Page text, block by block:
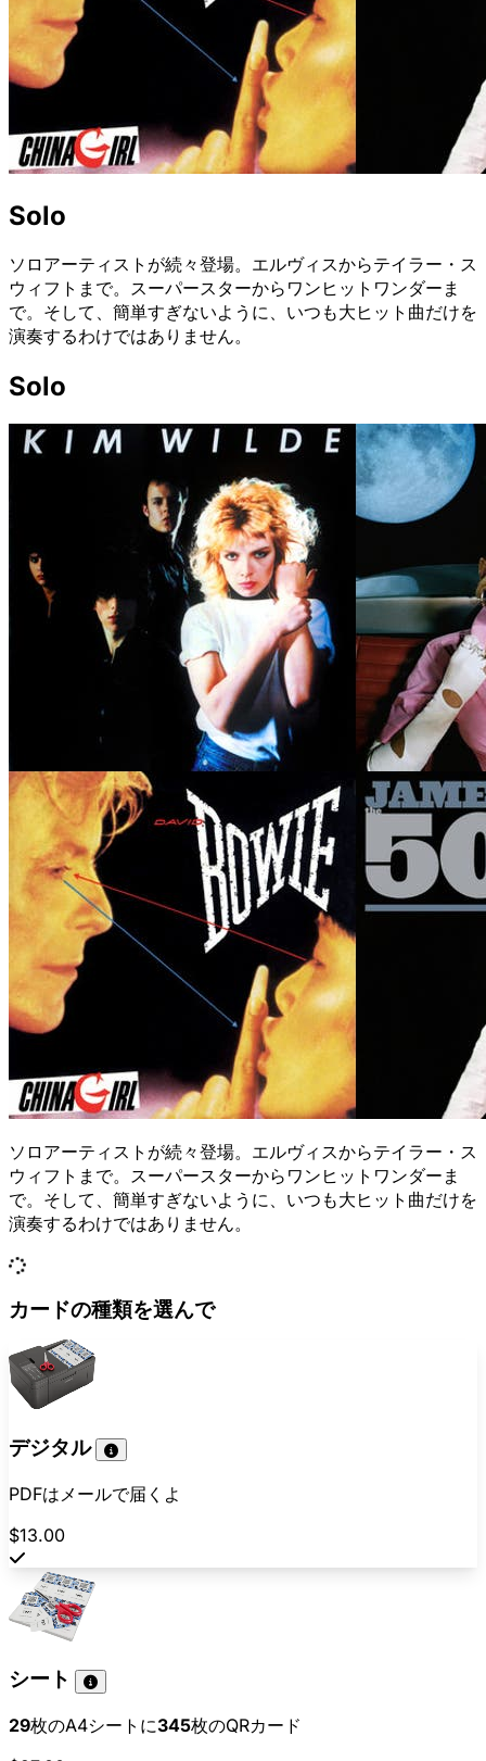
Solo
ソロアーティストが続々登場。エルヴィスからテイラー・ス
ウィフトまで。スーパースターからワンヒットワンダーま
で。そして、簡単すぎないように、いつも大ヒット曲だけを
演奏するわけではありません。
Solo
ソロアーティストが続々登場。エルヴィスからテイラー・ス
ウィフトまで。スーパースターからワンヒットワンダーま
で。そして、簡単すぎないように、いつも大ヒット曲だけを
演奏するわけではありません。
カードの種類を選んで
デジタル
PDFはメールで届くよ
$13.00
シート
29枚のA4シートに345枚のQRカード